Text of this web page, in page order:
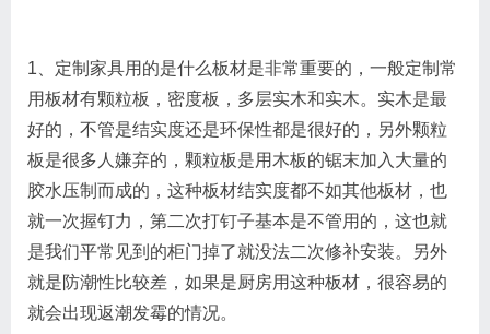
1、定制家具用的是什么板材是非常重要的，一般定制常
用板材有颗粒板，密度板，多层实木和实木。实木是最
好的，不管是结实度还是环保性都是很好的，另外颗粒
板是很多人嫌弃的，颗粒板是用木板的锯末加入大量的
胶水压制而成的，这种板材结实度都不如其他板材，也
就一次握钉力，第二次打钉子基本是不管用的，这也就
是我们平常见到的柜门掉了就没法二次修补安装。另外
就是防潮性比较差，如果是厨房用这种板材，很容易的
就会出现返潮发霉的情况。